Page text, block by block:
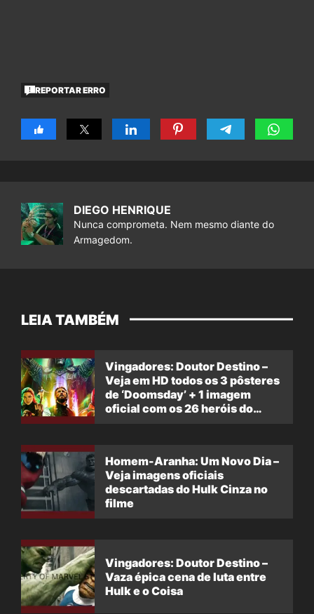
REPORTAR ERRO
DIEGO HENRIQUE
Nunca comprometa. Nem mesmo diante do
Armagedom.
LEIA TAMBÉM
Vingadores: Doutor Destino –
Veja em HD todos os 3 pôsteres
de ‘Doomsday’ + 1 imagem
oficial com os 26 heróis do
Homem-Aranha: Um Novo Dia –
Veja imagens oficiais
descartadas do Hulk Cinza no
filme
Vingadores: Doutor Destino –
Vaza épica cena de luta entre
Hulk e o Coisa